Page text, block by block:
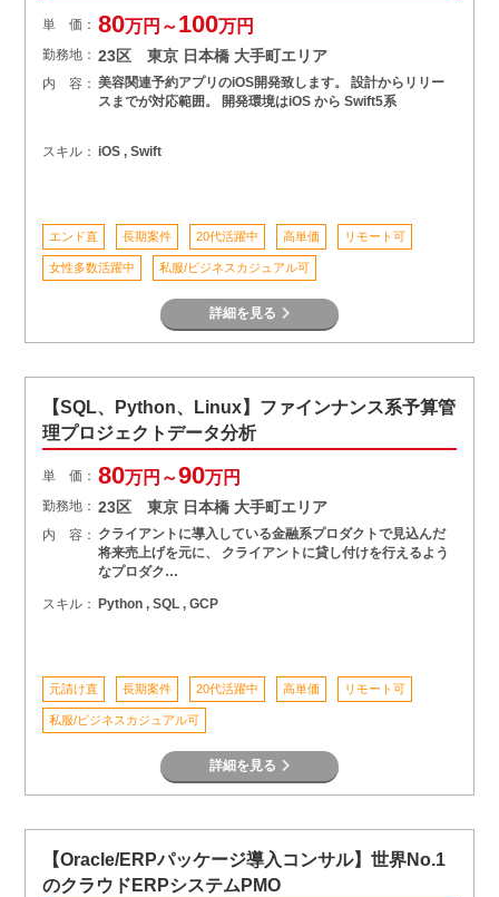
単 価： 80万円～100万円
勤務地： 23区 東京 日本橋 大手町エリア
内 容： 美容関連予約アプリのiOS開発致します。 設計からリリー
スまでが対応範囲。 開発環境はiOS から Swift5系
スキル： iOS , Swift
エンド直 長期案件 20代活躍中 高単価 リモート可
女性多数活躍中 私服/ビジネスカジュアル可
詳細を見る
【SQL、Python、Linux】ファインナンス系予算管
理プロジェクトデータ分析
単 価： 80万円～90万円
勤務地： 23区 東京 日本橋 大手町エリア
内 容： クライアントに導入している金融系プロダクトで見込んだ
将来売上げを元に、 クライアントに貸し付けを行えるよう
なプロダク…
スキル： Python , SQL , GCP
元請け直 長期案件 20代活躍中 高単価 リモート可
私服/ビジネスカジュアル可
詳細を見る
【Oracle/ERPパッケージ導入コンサル】世界No.1
のクラウドERPシステムPMO